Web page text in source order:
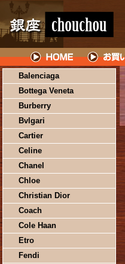
Balenciaga
Bottega Veneta
Burberry
Bvlgari
Cartier
Celine
Chanel
Chloe
Christian Dior
Coach
Cole Haan
Etro
Fendi